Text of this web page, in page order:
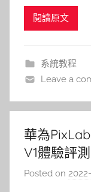
閱讀原文
系統教程
Leave a
華為
V1體驗評測
Posted on